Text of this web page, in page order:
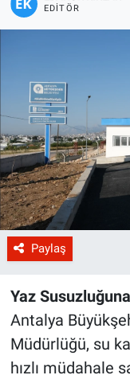
EDITÖR
Paylaş
Yaz
Antalya
Müdürlüğü, su
hızlı müdahale